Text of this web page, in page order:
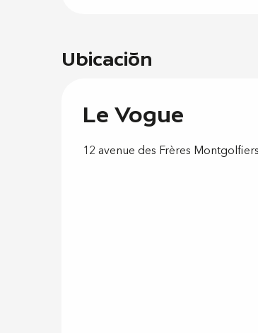
Ubicación
Le Vogue
12 avenue des Frères